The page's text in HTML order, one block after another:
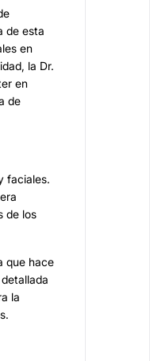
de esta
en
la Dr.
en
de
faciales.
de los
que hace
la